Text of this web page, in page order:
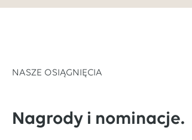
NASZE OSIĄGNIĘCIA
Nagrody i nominacje.